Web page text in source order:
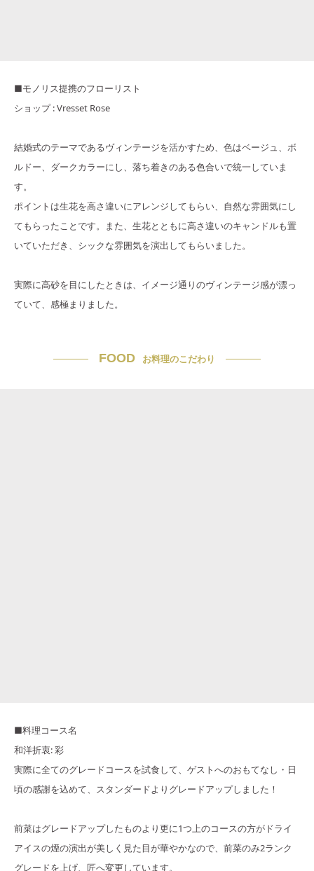
■モノリス提携のフローリスト
ショップ : Vresset Rose
結婚式のテーマであるヴィンテージを活かすため、色はベージュ、ボ
ルドー、ダークカラーにし、落ち着きのある色合いで統一していま
す。
ポイントは生花を高さ違いにアレンジしてもらい、自然な雰囲気にし
てもらったことです。また、生花とともに高さ違いのキャンドルも置
いていただき、シックな雰囲気を演出してもらいました。
実際に高砂を目にしたときは、イメージ通りのヴィンテージ感が漂っ
ていて、感極まりました。
FOOD お料理のこだわり
■料理コース名
和洋折衷: 彩
実際に全てのグレードコースを試食して、ゲストへのおもてなし・日
頃の感謝を込めて、スタンダードよりグレードアップしました！
前菜はグレードアップしたものより更に1つ上のコースの方がドライ
アイスの煙の演出が美しく見た目が華やかなので、前菜のみ2ランク
グレードを上げ、匠へ変更しています。